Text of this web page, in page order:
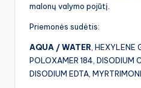
malonų valymo pojūtį.
Priemonės sudėtis:
AQUA / WATER , HEXYLENE
POLOXAMER 184, DISODIUM
DISODIUM EDTA,